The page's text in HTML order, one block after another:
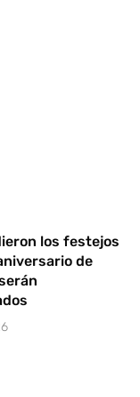
los festejos
de